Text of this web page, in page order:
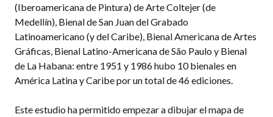
(Iberoamericana de Pintura) de Arte Coltejer (de
Medellín), Bienal de San Juan del Grabado
Latinoamericano (y del Caribe), Bienal Americana de Artes
Gráficas, Bienal Latino-Americana de São Paulo y Bienal
de La Habana: entre 1951 y 1986 hubo 10 bienales en
América Latina y Caribe por un total de 46 ediciones.
Este estudio ha permitido empezar a dibujar el mapa de